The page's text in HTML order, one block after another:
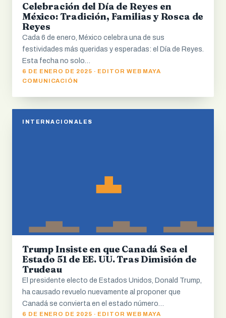
Celebración del Día de Reyes en
México: Tradición, Familias y Rosca de
Reyes
Cada 6 de enero, México celebra una de sus
festividades más queridas y esperadas: el Día de Reyes.
Esta fecha no solo…
6 DE ENERO DE 2025 · EDITOR WEB MAYA
COMUNICACIÓN
INTERNACIONALES
Trump Insiste en que Canadá Sea el
Estado 51 de EE. UU. Tras Dimisión de
Trudeau
El presidente electo de Estados Unidos, Donald Trump,
ha causado revuelo nuevamente al proponer que
Canadá se convierta en el estado número…
6 DE ENERO DE 2025 · EDITOR WEB MAYA